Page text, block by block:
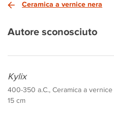
Ceramica a vernice nera
Autore sconosciuto
Kylix
400-350 a.C., Ceramica a
15 cm